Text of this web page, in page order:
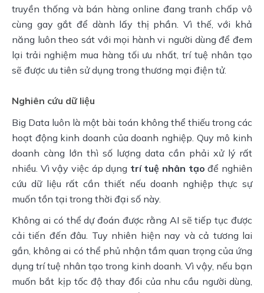
truyền thống và bán hàng online đang tranh chấp vô
cùng gay gắt để dành lấy thị phần. Vì thế, với khả
năng luôn theo sát với mọi hành vi người dùng để đem
lại trải nghiệm mua hàng tối ưu nhất, trí tuệ nhân tạo
sẽ được ưu tiên sử dụng trong thương mại điện tử.
Nghiên cứu dữ liệu
Big Data luôn là một bài toán không thể thiếu trong các
hoạt động kinh doanh của doanh nghiệp. Quy mô kinh
doanh càng lớn thì số lượng data cần phải xử lý rất
nhiều. Vì vậy việc áp dụng trí tuệ nhân tạo để nghiên
cứu dữ liệu rất cần thiết nếu doanh nghiệp thực sự
muốn tồn tại trong thời đại số này.
Không ai có thể dự đoán được rằng AI sẽ tiếp tục được
cải tiến đến đâu. Tuy nhiên hiện nay và cả tương lai
gần, không ai có thể phủ nhận tầm quan trọng của ứng
dụng trí tuệ nhân tạo trong kinh doanh. Vì vậy, nếu bạn
muốn bắt kịp tốc độ thay đổi của nhu cầu người dùng,